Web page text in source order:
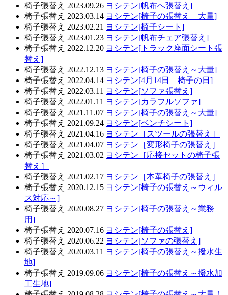
椅子張替え 2023.09.26 ヨシテン[帆布へ張替え]
椅子張替え 2023.03.14 ヨシテン[椅子の張替え 大量]
椅子張替え 2023.02.21 ヨシテン[椅子シート]
椅子張替え 2023.01.23 ヨシテン[帆布チェア張替え]
椅子張替え 2022.12.20 ヨシテン[トラック座面シート張
替え]
椅子張替え 2022.12.13 ヨシテン[椅子の張替え～大量]
椅子張替え 2022.04.14 ヨシテン[4月14日 椅子の日]
椅子張替え 2022.03.11 ヨシテン[ソファ張替え]
椅子張替え 2022.01.11 ヨシテン[カラフルソファ]
椅子張替え 2021.11.07 ヨシテン[椅子の張替え～大量]
椅子張替え 2021.09.24 ヨシテン[ベンチシート]
椅子張替え 2021.04.16 ヨシテン［スツールの張替え］
椅子張替え 2021.04.07 ヨシテン［変形椅子の張替え］
椅子張替え 2021.03.02 ヨシテン［応接セットの椅子張
替え］
椅子張替え 2021.02.17 ヨシテン［本革椅子の張替え］
椅子張替え 2020.12.15 ヨシテン[椅子の張替え～ウィル
ス対応～]
椅子張替え 2020.08.27 ヨシテン[椅子の張替え～業務
用]
椅子張替え 2020.07.16 ヨシテン[椅子の張替え]
椅子張替え 2020.06.22 ヨシテン[ソファの張替え]
椅子張替え 2020.03.11 ヨシテン[椅子の張替え～撥水生
地]
椅子張替え 2019.09.06 ヨシテン[椅子の張替え～撥水加
工生地]